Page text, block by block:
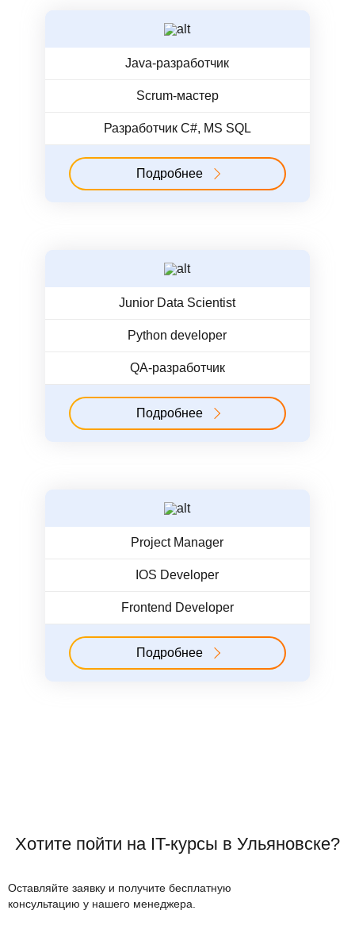
Java-разработчик
Scrum-мастер
Разработчик C#, MS SQL
Подробнее
Junior Data Scientist
Python developer
QA-разработчик
Подробнее
Project Manager
IOS Developer
Frontend Developer
Подробнее
Хотите пойти на IT-курсы в Ульяновске?
Оставляйте заявку и получите бесплатную
консультацию у нашего менеджера.